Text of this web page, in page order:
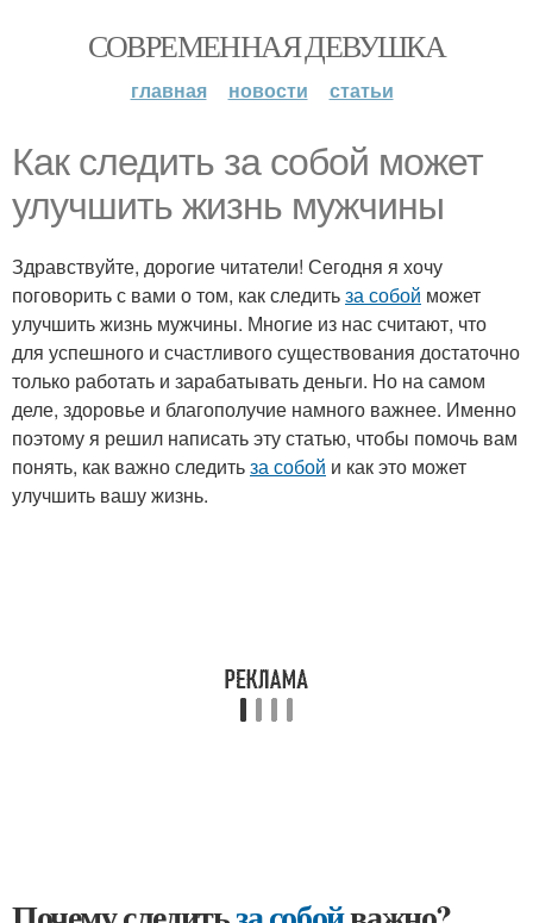
СОВРЕМЕННАЯ ДЕВУШКА
главная новости статьи
Как следить за собой может
улучшить жизнь мужчины
Здравствуйте, дорогие читатели! Сегодня я хочу
поговорить с вами о том, как следитьза собой может
улучшить жизнь мужчины. Многие из нас считают, что
для успешного и счастливого существования достаточно
только работать и зарабатывать деньги. Но на самом
деле, здоровье и благополучие намного важнее. Именно
поэтому я решил написать эту статью, чтобы помочь вам
понять, как важно следитьза собой и как это может
улучшить вашу жизнь.